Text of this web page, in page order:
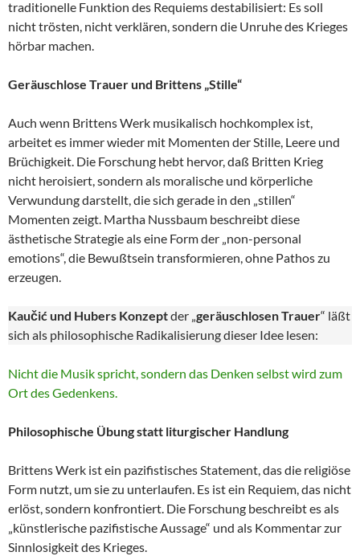
traditionelle Funktion des Requiems destabilisiert: Es soll
nicht trösten, nicht verklären, sondern die Unruhe des Krieges
hörbar machen.
Geräuschlose Trauer und Brittens „Stille“
Auch wenn Brittens Werk musikalisch hochkomplex ist,
arbeitet es immer wieder mit Momenten der Stille, Leere und
Brüchigkeit. Die Forschung hebt hervor, daß Britten Krieg
nicht heroisiert, sondern als moralische und körperliche
Verwundung darstellt, die sich gerade in den „stillen“
Momenten zeigt. Martha Nussbaum beschreibt diese
ästhetische Strategie als eine Form der „non-personal
emotions“, die Bewußtsein transformieren, ohne Pathos zu
erzeugen.
Kaučić und Hubers Konzeptder „geräuschlosen Trauer“ läßt
sich als philosophische Radikalisierung dieser Idee lesen:
Nicht die Musik spricht, sondern das Denken selbst wird zum
Ort des Gedenkens.
Philosophische Übung statt liturgischer Handlung
Brittens Werk ist ein pazifistisches Statement, das die religiöse
Form nutzt, um sie zu unterlaufen. Es ist ein Requiem, das nicht
erlöst, sondern konfrontiert. Die Forschung beschreibt es als
„künstlerische pazifistische Aussage“ und als Kommentar zur
Sinnlosigkeit des Krieges.